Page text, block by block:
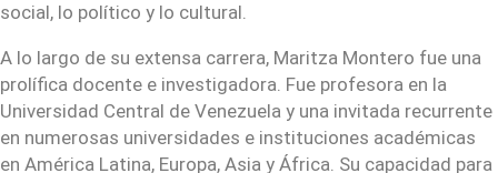
social, lo político y lo cultural.
A lo largo de su extensa carrera, Maritza Montero fue una
prolífica docente e investigadora. Fue profesora en la
Universidad Central de Venezuela y una invitada recurrente
en numerosas universidades e instituciones académicas
en América Latina, Europa, Asia y África. Su capacidad para